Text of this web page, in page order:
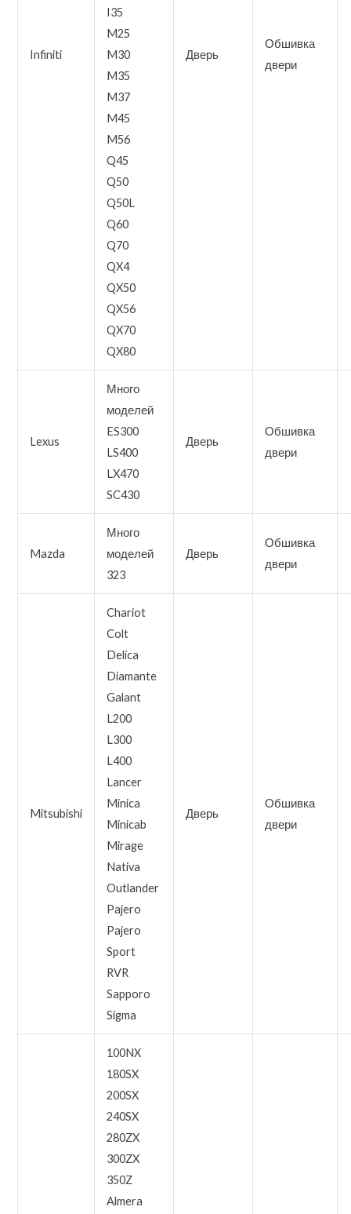
Infiniti
I35
M25
M30
M35
M37
M45
M56
Q45
Q50
Q50L
Q60
Q70
QX4
QX50
QX56
QX70
QX80
Дверь
Обшивка
двери
Lexus
Много
моделей
ES300
LS400
LX470
SC430
Дверь
Обшивка
двери
Mazda
Много
моделей
323
Дверь
Обшивка
двери
Mitsubishi
Chariot
Colt
Delica
Diamante
Galant
L200
L300
L400
Lancer
Minica
Minicab
Mirage
Nativa
Outlander
Pajero
Pajero
Sport
RVR
Sapporo
Sigma
Дверь
Обшивка
двери
100NX
180SX
200SX
240SX
280ZX
300ZX
350Z
Almera